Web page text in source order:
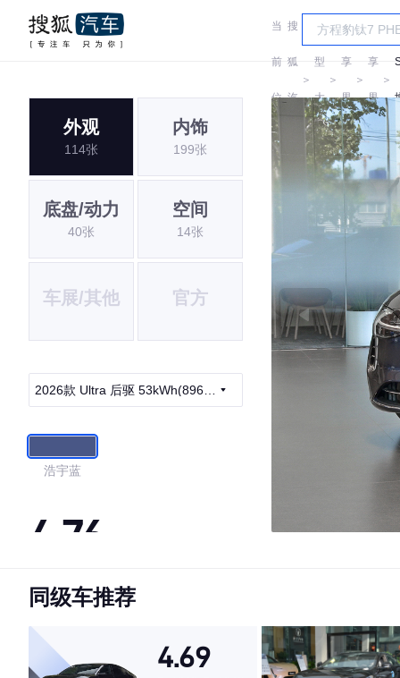
当
前
位
置:
搜
狐
汽
＞
车
型
大
全
＞
享
界
＞
享
界
＞
外观
114张
内饰
199张
底盘/动力
40张
空间
14张
车展/其他 官方
2026款 Ultra 后驱 53kWh(896线
浩宇蓝
4.76
·外观表现一般，低于59%同级车
·空间表现较为优秀，优于69%同级车
同级车推荐
4.69